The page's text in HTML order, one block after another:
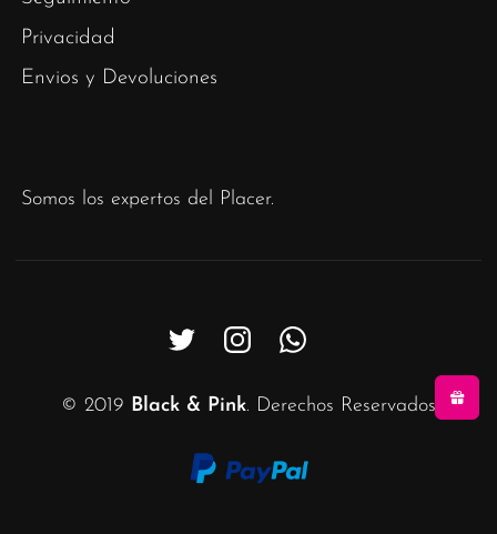
Privacidad
Envios y Devoluciones
Somos los expertos del Placer.
© 2019 Black & Pink. Derechos Reservados